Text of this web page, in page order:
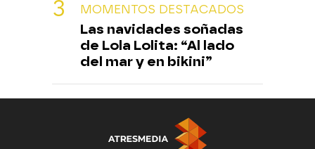
MOMENTOS DESTACADOS
Las navidades soñadas
de Lola Lolita: “Al lado
del mar y en bikini”